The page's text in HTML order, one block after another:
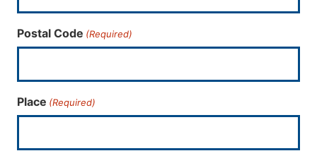
Postal Code (Required)
Place (Required)